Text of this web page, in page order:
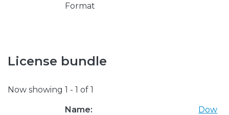
Format
License bundle
Now showing 1 - 1 of 1
Name:
Dow